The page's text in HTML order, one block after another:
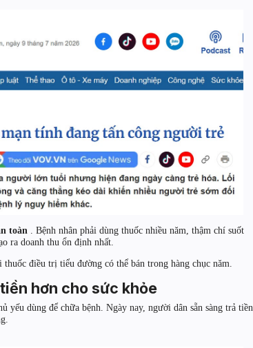
toàn . Bệnh nhân phải dùng thuốc nhiều năm, thậm chí suốt
ra doanh thu ổn định nhất.
điều trị tiểu đường có thể bán trong hàng chục năm.
hơn cho sức khỏe
dùng để chữa bệnh. Ngày nay, người dân sẵn sàng trả tiền